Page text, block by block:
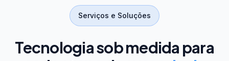
Serviços e Soluções
Tecnologia sob medida para